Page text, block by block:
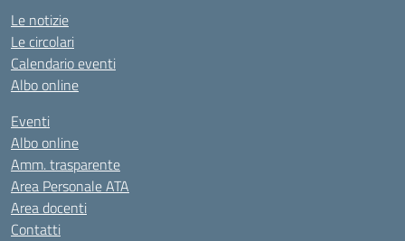
Le notizie
Le circolari
Calendario eventi
Albo online
Eventi
Albo online
Amm. trasparente
Area Personale ATA
Area docenti
Contatti